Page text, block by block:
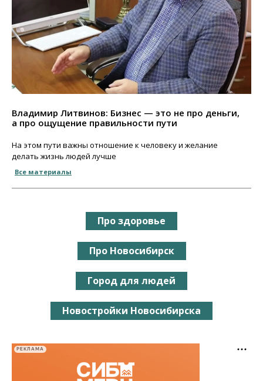
Владимир Литвинов: Бизнес — это не про деньги,
а про ощущение правильности пути
На этом пути важны отношение к человеку и желание
делать жизнь людей лучше
Все материалы
Про здоровье
Про Новосибирск
Город для людей
Новостройки Новосибирска
РЕКЛАМА